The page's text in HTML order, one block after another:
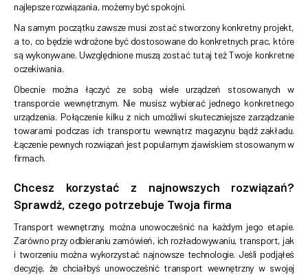
najlepsze rozwiązania, możemy być spokojni.
Na samym początku zawsze musi zostać stworzony konkretny projekt,
a to, co będzie wdrożone być dostosowane do konkretnych prac, które
są wykonywane. Uwzględnione muszą zostać tutaj też Twoje konkretne
oczekiwania.
Obecnie można łączyć ze sobą wiele urządzeń stosowanych w
transporcie wewnętrznym. Nie musisz wybierać jednego konkretnego
urządzenia. Połączenie kilku z nich umożliwi skuteczniejsze zarządzanie
towarami podczas ich transportu wewnątrz magazynu bądź zakładu.
Łączenie pewnych rozwiązań jest popularnym zjawiskiem stosowanym w
firmach.
Chcesz korzystać z najnowszych rozwiązań?
Sprawdź, czego potrzebuje Twoja firma
Transport wewnętrzny, można unowocześnić na każdym jego etapie.
Zarówno przy odbieraniu zamówień, ich rozładowywaniu, transport, jak
i tworzeniu można wykorzystać najnowsze technologie. Jeśli podjąłeś
decyzję, że chciałbyś unowocześnić transport wewnętrzny w swojej